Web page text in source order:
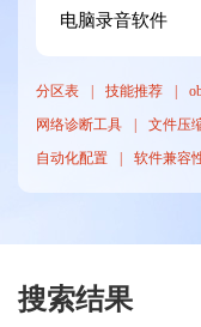
在线应用
分区表 技能推荐
网络诊断工具
文件压
自动化配置
软件兼容
搜索结果